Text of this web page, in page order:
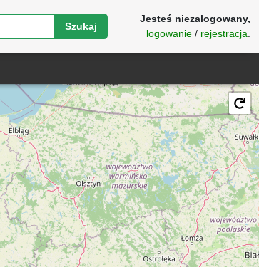
Szukaj
Jesteś niezalogowany,
logowanie / rejestracja